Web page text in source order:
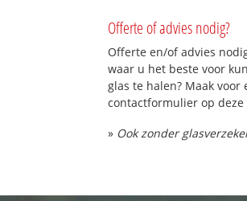
Offerte of advies nodig?
Offerte en/of advies
waar u het beste voor
glas te halen? Maak
contactformulier op
» Ook zonder